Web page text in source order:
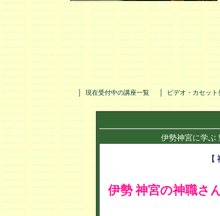
｜現在受付中の講座一覧 ｜ビデオ・カセッ
伊勢神宮に学ぶ
【
伊勢 神宮の神職さ